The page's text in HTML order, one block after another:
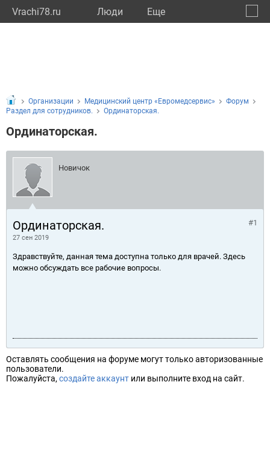
Vrachi78.ru Люди Eще
Организации Медицинский центр «Евромедсервис»
Форум
Раздел для сотрудников.
Ординаторская.
Ординаторская.
Новичок
Ординаторская.
27 сен 2019
#1
Здравствуйте, данная тема доступна только для врачей. Здесь
можно обсуждать все рабочие вопросы.
Оставлять сообщения на форуме могут только авторизованные
пользователи.
Пожалуйста, создайте аккаунт или выполните вход на сайт.